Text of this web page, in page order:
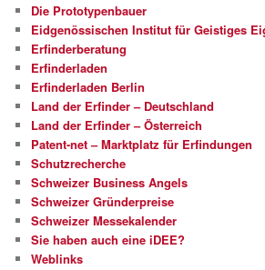
Die Prototypenbauer
Eidgenössischen Institut für Geistiges
Erfinderberatung
Erfinderladen
Erfinderladen Berlin
Land der Erfinder – Deutschland
Land der Erfinder – Österreich
Patent-net – Marktplatz für Erfindungen
Schutzrecherche
Schweizer Business Angels
Schweizer Gründerpreise
Schweizer Messekalender
Sie haben auch eine iDEE?
Weblinks